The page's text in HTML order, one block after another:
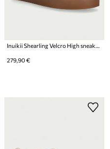
Inuikii Shearling Velcro High sneakers γυναικεία σουέτ
279,90 €